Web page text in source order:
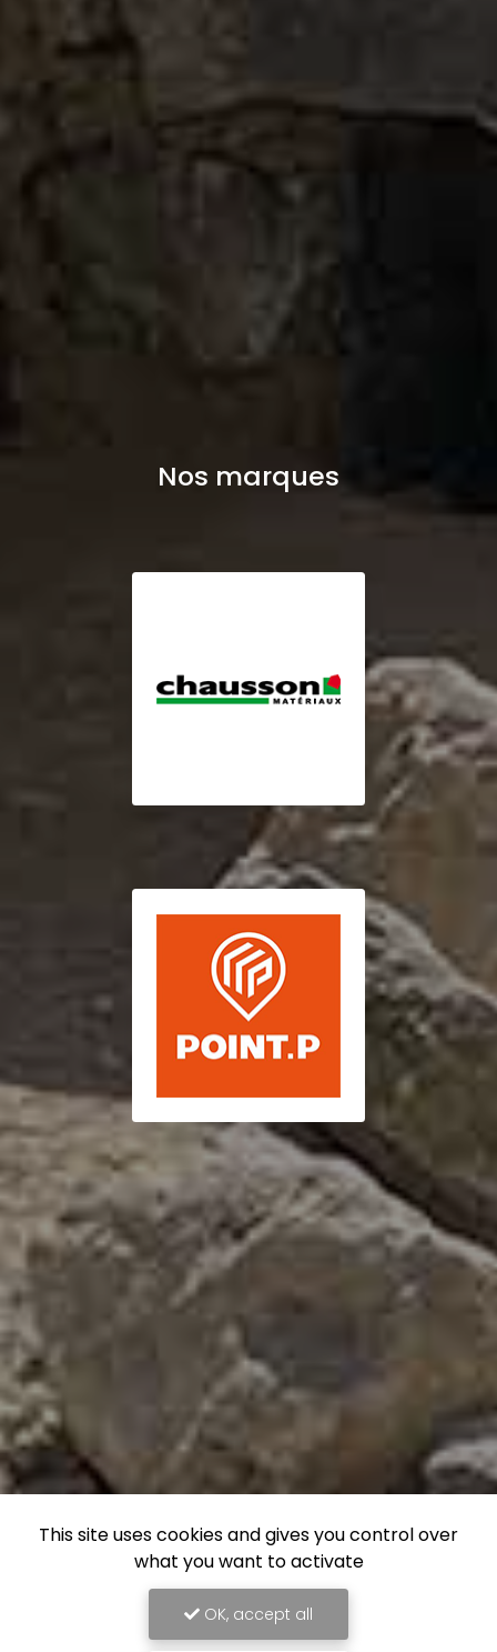
Nos marques
This site uses cookies and gives you control over
what you want to activate
OK, accept all